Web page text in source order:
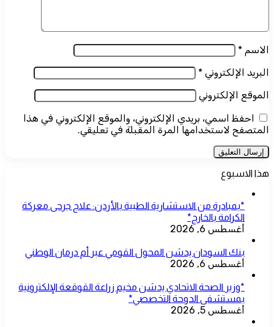
الاسم *
البريد الإلكتروني *
الموقع الإلكتروني
احفظ اسمي، بريدي الإلكتروني، والموقع الإلكتروني في هذا
المتصفح لاستخدامها المرة المقبلة في تعليقي.
هذا الاسبوع
*بمبادرة من الاستشارية الطبية بالأردن: علاج جرحى معركة
الكرامة بالخارج*
أغسطس 6, 2026
بنك السودان يدشن المحول القومي عبر أم درمان الوطني
أغسطس 6, 2026
*وزير الصحة الاتحادي يدشن مخيم زراعة القوقعة الإلكترونية
بمستشفى الدوحة التخصصي*
أغسطس 5, 2026